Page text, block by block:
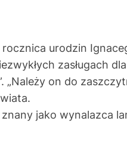
urodzin
zasługach
„Należy on do
jako wynalazca